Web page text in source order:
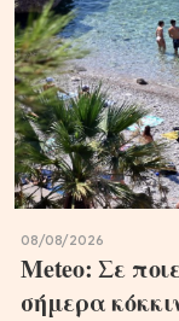
08/08/2026
Meteo: Σε
σήμερα